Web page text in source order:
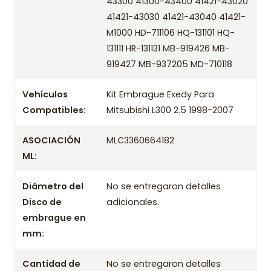
/ Códigos equivalentes
Información técnica
Información de compra
compras antes de las 10:30 de lunes a viernes. Realizamos
despachos a todo Chile.
- Disco
- Rodamiento / Collarín
41421-43030 41421-43040 41421-
M1000 HD-711106 HQ-131101 HQ-
131111 HR-131131 MB-919426 MB-
919427 MB-937205 MD-710118
Vehículos
Compatibles:
Kit Embrague Exedy Para
Mitsubishi L300 2.5 1998-2007
ASOCIACIÓN
ML:
MLC3360664182
Diámetro del
Disco de
embrague en
mm:
No se entregaron detalles
adicionales.
Cantidad de
No se entregaron detalles